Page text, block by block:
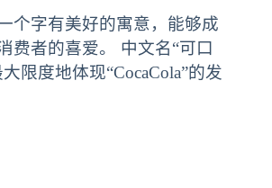
个字有美好的寓意，能够成
费者的喜爱。 中文名“可口
限度地体现“CocaCola”的发